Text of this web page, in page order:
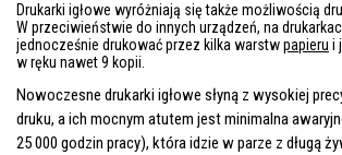
Drukarki igłowe wyróżniają się także możliwością
W przeciwieństwie do innych urządzeń, na
jednocześnie drukować przez kilka warstwpapieru i
w ręku nawet 9 kopii.
Nowoczesne drukarki igłowe słyną z wysokiej
druku, a ich mocnym atutem jest minimalna
25 000 godzin pracy), która idzie w parze z długą